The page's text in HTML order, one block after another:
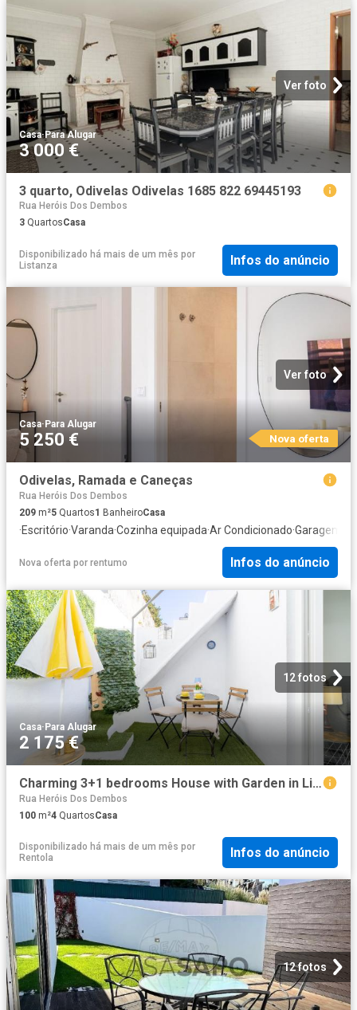
Ver foto
Casa·Para Alugar
3 000 €
3 quarto, Odivelas Odivelas 1685 822 69445193
Rua Heróis Dos Dembos
3 QuartosCasa
Disponibilizado há mais de um mês por
Listanza
Infos do anúncio
Ver foto
Casa· Para Alugar
5 250 € Nova oferta
Odivelas, Ramada e Caneças
Rua Heróis Dos Dembos
209 m²5 Quartos1 BanheiroCasa
·Escritório·Varanda·Cozinha equipada·Ar Condicionado·Garagem
Nova oferta por rentumo Infos do anúncio
12 fotos
Casa·Para Alugar
2 175 €
Charming 3+1 bedrooms House with Garden in Lisbon
Rua Heróis Dos Dembos
100 m²4 QuartosCasa
Disponibilizado há mais de um mês por
Rentola
Infos do anúncio
12 fotos